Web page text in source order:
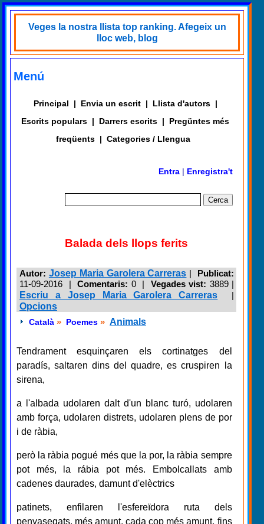
Veges la nostra llista top ranking. Afegeix un
lloc web, blog
Menú
Principal | Envia un escrit | Llista d'autors |
Escrits populars | Darrers escrits |
Pregüntes més
freqüents | Categories / Llengua
Entra | Enregistra't
Balada dels llops ferits
Autor: Josep Maria Garolera Carreras | Publicat:
11-09-2016 |Comentaris: 0 |Vegades vist: 3889 |
Escriu a Josep Maria Garolera Carreras |
Opcions
Català » Poemes » Animals
Tendrament esquinçaren els cortinatges del
paradís, saltaren dins del quadre, es cruspiren la
sirena,
a l'albada udolaren dalt d'un blanc turó, udolaren
amb força, udolaren distrets, udolaren plens de por
i de ràbia,
però la ràbia pogué més que la por, la ràbia sempre
pot més, la rábia pot més. Embolcallats amb
cadenes daurades, damunt d'elèctrics
patinets, enfilaren l'esfereïdora ruta dels
penyasegats, més amunt, cada cop més amunt, fins